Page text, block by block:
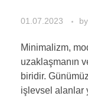
01.07.2023 by
Minimalizm,
uzaklaşmanın
biridir.
işlevsel alanlar